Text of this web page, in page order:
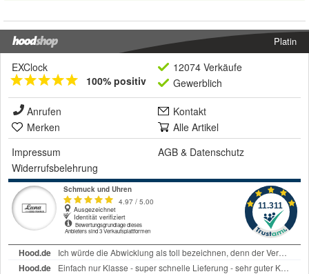
Platin
EXClock
100% positiv
12074 Verkäufe
Gewerblich
Anrufen
Kontakt
Merken
Alle Artikel
Impressum
AGB & Datenschutz
Widerrufsbelehrung